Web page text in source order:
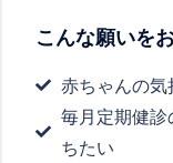
こんな願いを
赤ちゃんの
毎月定期健
ちたい